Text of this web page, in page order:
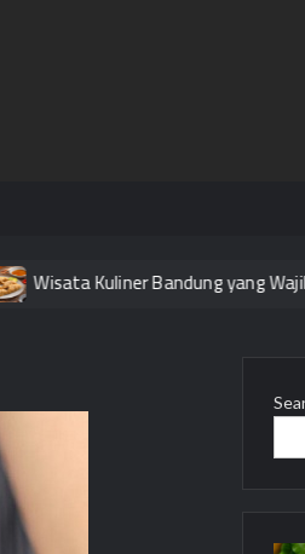
Wisata Kuliner Bandung yang Wajib